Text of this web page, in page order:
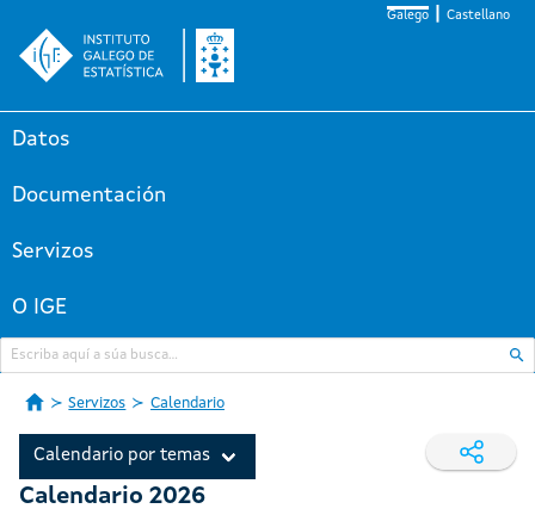
Galego Castellano
Datos
Documentación
Servizos
O IGE
Servizos Calendario
Calendario por temas
Calendario 2026